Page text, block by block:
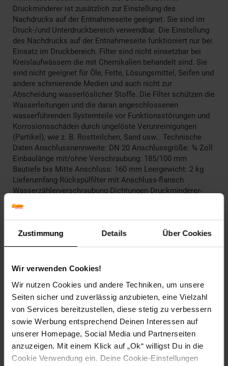
Zustimmung Details Über Cookies
Wir verwenden Cookies!
Wir nutzen Cookies und andere Techniken, um unsere
Seiten sicher und zuverlässig anzubieten, eine Vielzahl
von Services bereitzustellen, diese stetig zu verbessern
sowie Werbung entsprechend Deinen Interessen auf
unserer Homepage, Social Media und Partnerseiten
anzuzeigen. Mit einem Klick auf „Ok“ willigst Du in die
Cookie Verwendung ein. Deine Cookie-Einstellungen
Druckminderer ist zusätzlich zur Einstellung des
Nachdrucks auf der Entnahmeseite geeignet. Sie sind im
Druck-/und Unterdruckbereich verwendbar. Die Einstellung
des Nachdrucks auf der Entnahmeseite funktioniert nur bei
Einsatz im Druckbereich. Filter sind nicht einsetzbar bei
Kreislaufwässern die mit Chemikalien behandelt sind. Sie
sind nicht geeignet für Öle, Fette, Lösungsmittel, Seifen und
andere schmierende Medien und auch nicht zur
Abscheidung wasserlöslicher Stoffe. Die Filter schützen die
Wasserleitungen und die daran angeschlossenen
wasserführenden Systemteile vor Funktionsstörungen und
Korrosionsschäden durch ungelöste Verunreinigungen
(Partikel), wie z. B. Rostteilchen, Sand usw… Technische
Daten Anschlussnennweite: DN 20 Anschlussgröße: ¾ Zoll
Einbaulänge mit/ohne Verschraubung: 185/100 mm
Bautiefe bis Mitte Anschluss: 160 mm Leergewicht: 2 kg
Lieferumfang Rückspülfilter mit Anschluss-flansch
Wasserzählerverschraubung Dichtungen Druckminderer-
Grünbeck Wasserfilter…
… Aus einer kleinen Firma für den Vertrieb von Produkten
zur Wasseraufbereitung wurde ein großes produzierendes
und forschendes Unternehmen. In der Firmengruppe geben
Jahren blieben die Grundwerte aber stets die gleichen:
Unternehmenskultur, in der das konstruktive Miteinander
eine wesentliche Rolle spielt.
Artikelnummer: 2806578000
EAN: 4031246730860
Artikel gehört zur Kategorie: